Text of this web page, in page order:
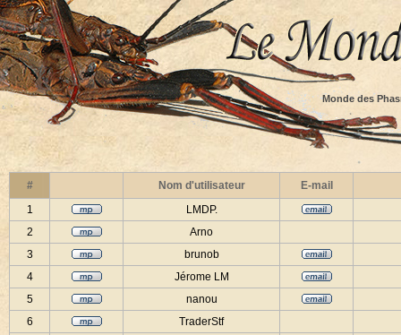
Monde des
# Nom d'utilisateur
E-mail
1
LMDP.
2
Arno
3
brunob
4
Jérome LM
5
nanou
6
TraderStf